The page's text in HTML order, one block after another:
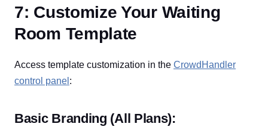
7: Customize Your Waiting
Room Template
Access template customization in the CrowdHandler
control panel :
Basic Branding (All Plans):